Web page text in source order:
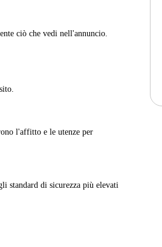
ciò che vedi nell'annuncio.
l'affitto e le utenze per
standard di sicurezza più elevati